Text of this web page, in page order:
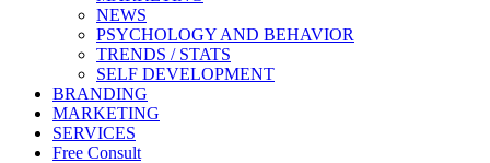
NEWS
PSYCHOLOGY AND BEHAVIOR
TRENDS / STATS
SELF DEVELOPMENT
BRANDING
MARKETING
SERVICES
Free Consult